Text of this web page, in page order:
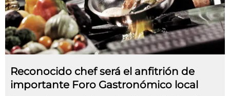
Reconocido chef será el anfitrión de
importante Foro Gastronómico local